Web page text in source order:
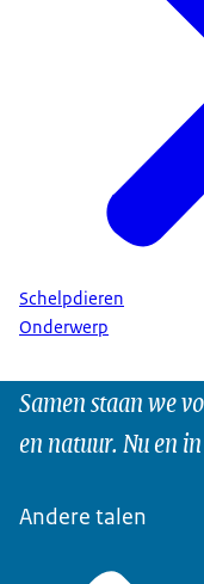
Schelpdieren
Onderwerp
Samen staan we
en natuur. Nu en
Andere talen